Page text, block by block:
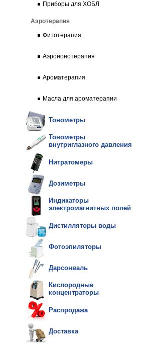
Приборы для ХОБЛ
Аэротерапия
Фитотерапия
Аэроионотерапия
Ароматерапия
Масла для ароматерапии
Тонометры
Тонометры
внутриглазного давления
Нитратомеры
Дозиметры
Индикаторы
электромагнитных полей
Дистилляторы воды
Фотоэпиляторы
Дарсонваль
Кислородные
концентраторы
Распродажа
Доставка